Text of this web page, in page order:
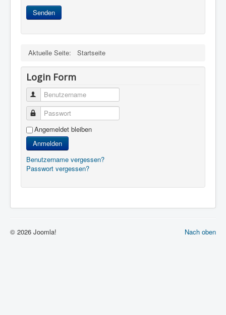
Senden
Aktuelle Seite: Startseite
Login Form
Benutzername
Passwort
Angemeldet bleiben
Anmelden
Benutzername vergessen?
Passwort vergessen?
Nach oben
© 2026 Joomla!